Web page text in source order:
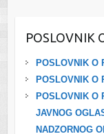
POSLOVNIK
POSLOVNIK O
POSLOVNIK O
POSLOVNIK O
JAVNOG
NADZORNOG